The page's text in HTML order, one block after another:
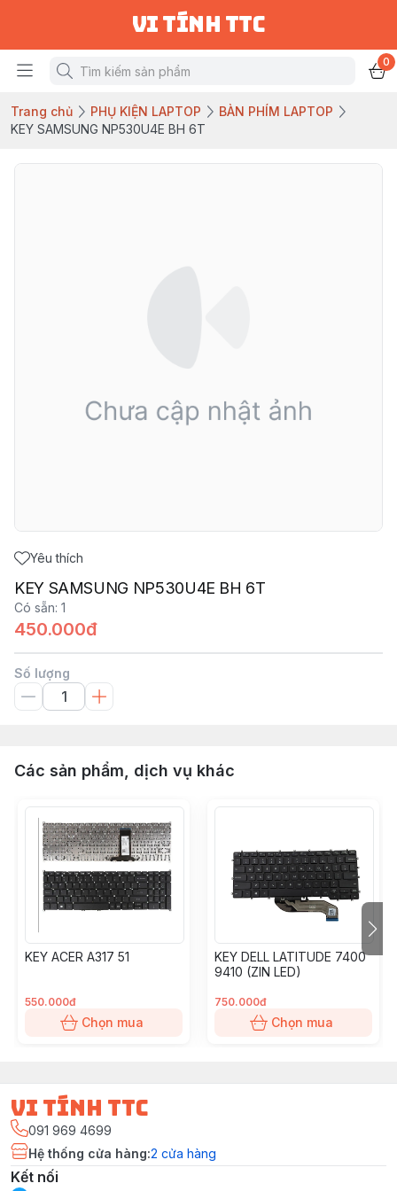
vi tính ttc
0
Trang chủ PHỤ KIỆN LAPTOP
BÀN PHÍM LAPTOP
KEY SAMSUNG NP530U4E BH 6T
Yêu thích
KEY SAMSUNG NP530U4E BH 6T
Có sẵn: 1
450.000đ
Số lượng
Các sản phẩm, dịch vụ khác
KEY ACER A317 51
550.000đ
Chọn mua
KEY DELL LATITUDE 7400
9410 (ZIN LED)
750.000đ
Chọn mua
vi tính ttc
091 969 4699
Hệ thống cửa hàng:2 cửa hàng
Kết nối